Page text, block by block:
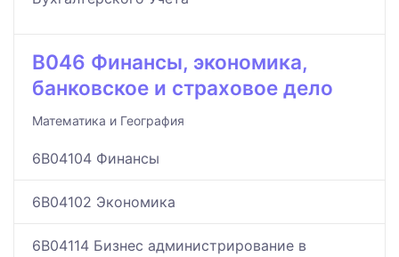
B046 Финансы, экономика,
банковское и страховое дело
Математика и География
6B04104 Финансы
6B04102 Экономика
6B04114 Бизнес администрирование в